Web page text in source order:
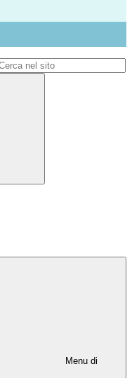
Menu di